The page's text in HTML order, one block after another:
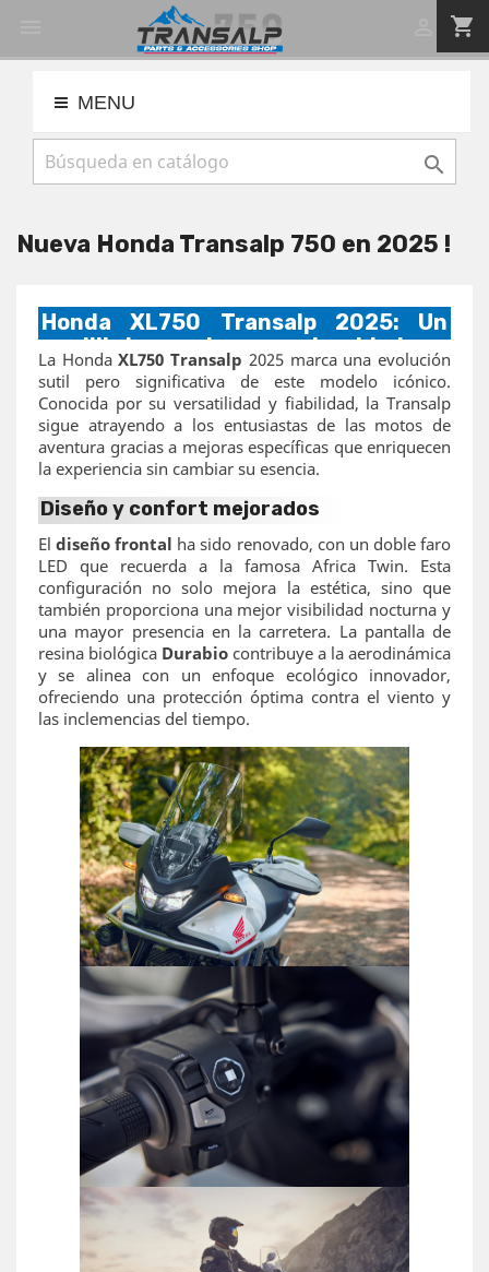
shopping_cart
MENU

Nueva Honda Transalp 750 en 2025 !
Honda XL750 Transalp 2025: Un
equilibrio entre modernidad y
tradición
La HondaXL750 Transalp 2025 marca una evolución
sutil pero significativa de este modelo icónico.
Conocida por su versatilidad y fiabilidad, la Transalp
sigue atrayendo a los entusiastas de las motos de
aventura gracias a mejoras específicas que enriquecen
la experiencia sin cambiar su esencia.
Diseño y confort mejorados
Eldiseño frontal ha sido renovado, con un doble faro
LED que recuerda a la famosa Africa Twin. Esta
configuración no solo mejora la estética, sino que
también proporciona una mejor visibilidad nocturna y
una mayor presencia en la carretera. La pantalla de
resina biológica Durabio contribuye a la aerodinámica
y se alinea con un enfoque ecológico innovador,
ofreciendo una protección óptima contra el viento y
las inclemencias del tiempo.